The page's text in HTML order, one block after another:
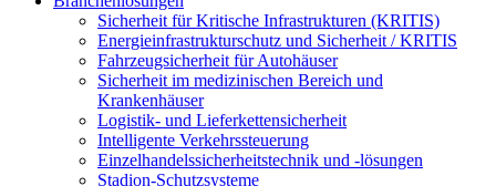
Sicherheit für Kritische Infrastrukturen (KRITIS)
Energieinfrastrukturschutz und Sicherheit / KRITIS
Fahrzeugsicherheit für Autohäuser
Sicherheit im medizinischen Bereich und
Krankenhäuser
Logistik- und Lieferkettensicherheit
Intelligente Verkehrssteuerung
Einzelhandelssicherheitstechnik und -lösungen
Stadion-Schutzsysteme